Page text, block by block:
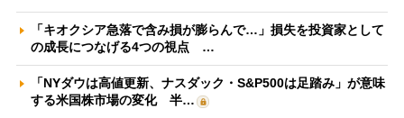
「キオクシア急落で含み損が膨らんで…」損失を投資家として
の成長につなげる4つの視点 …
「NYダウは高値更新、ナスダック・S&P500は足踏み」が意味
する米国株市場の変化 半…